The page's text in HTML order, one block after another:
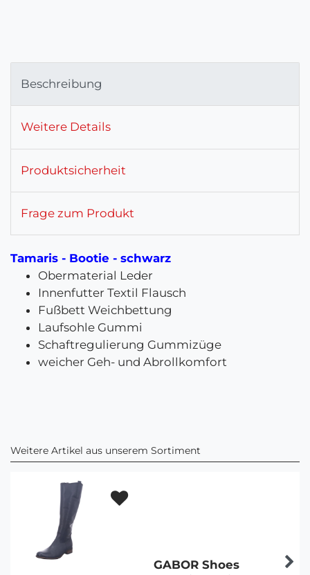
Beschreibung
Weitere Details
Produktsicherheit
Frage zum Produkt
Tamaris - Bootie - schwarz
Obermaterial Leder
Innenfutter Textil Flausch
Fußbett Weichbettung
Laufsohle Gummi
Schaftregulierung Gummizüge
weicher Geh- und Abrollkomfort
Weitere Artikel aus unserem Sortiment
GABOR Shoes